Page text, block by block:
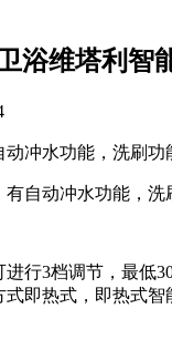
浴维塔利智
冲水功能，洗刷
动冲水功能，洗
3档调节，最低
即热式，即热式